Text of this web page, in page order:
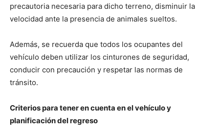
precautoria necesaria para dicho terreno, disminuir la
velocidad ante la presencia de animales sueltos.
Además, se recuerda que todos los ocupantes del
vehículo deben utilizar los cinturones de seguridad,
conducir con precaución y respetar las normas de
tránsito.
Criterios para tener en cuenta en el vehículo y
planificación del regreso